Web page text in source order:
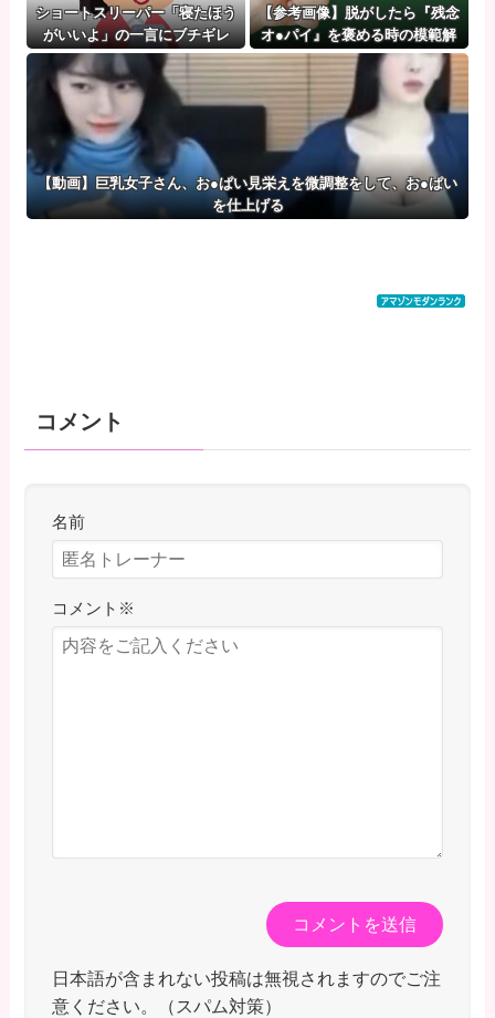
ショートスリーパー「寝たほう
がいいよ」の一言にブチギレ
【参考画像】脱がしたら『残念
オ●パイ』を褒める時の模範解
答
【動画】巨乳女子さん、お●ぱい見栄えを微調整をして、お●ぱい
を仕上げる
コメント
名前
コメント ※
日本語が含まれない投稿は無視されますのでご注
意ください。（スパム対策）